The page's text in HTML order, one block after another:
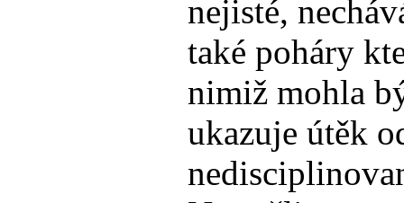
nejisté,
také poháry
nimiž mohla
ukazuje útěk